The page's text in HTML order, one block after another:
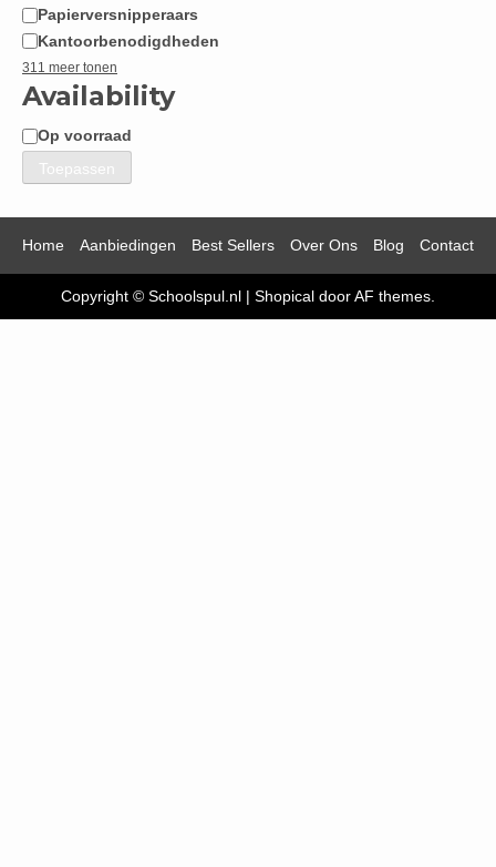
Papierversnipperaars
Kantoorbenodigdheden
311 meer tonen
Availability
Beschikbaarheid
Op voorraad
Toepassen
Home Aanbiedingen Best Sellers Over Ons Blog Contact
Copyright © Schoolspul.nl | Shopical door AF themes.